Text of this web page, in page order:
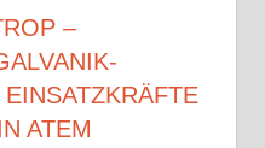
–
B
B
ATEM